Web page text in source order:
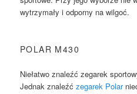
wytrzymały i odporny na wilgoć.
POLAR M430
Niełatwo znaleźć zegarek
Jednak znaleźćzegarek Polar